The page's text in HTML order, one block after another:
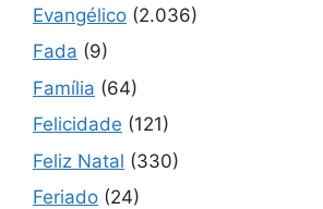
Evangélico (2.036)
Fada (9)
Família (64)
Felicidade (121)
Feliz Natal (330)
Feriado (24)